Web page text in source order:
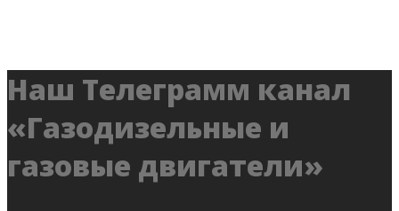
Наш Телеграмм канал
«Газодизельные и
газовые двигатели»